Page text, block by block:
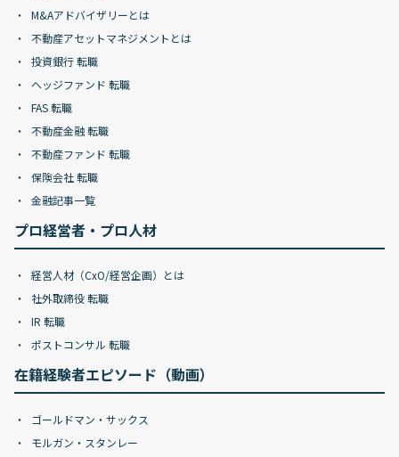
M&Aアドバイザリーとは
不動産アセットマネジメントとは
投資銀行 転職
ヘッジファンド 転職
FAS 転職
不動産金融 転職
不動産ファンド 転職
保険会社 転職
金融記事一覧
プロ経営者・プロ人材
経営人材（CxO/経営企画）とは
社外取締役 転職
IR 転職
ポストコンサル 転職
在籍経験者エピソード（動画）
ゴールドマン・サックス
モルガン・スタンレー